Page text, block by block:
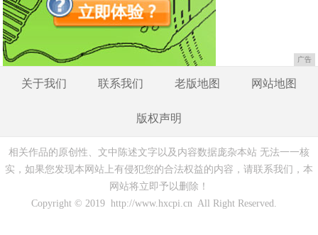
广告
关于我们 联系我们 老版地图 网站地图
版权声明
相关作品的原创性、文中陈述文字以及内容数据庞杂本站 无法一一核
实，如果您发现本网站上有侵犯您的合法权益的内容，请联系我们，本
网站将立即予以删除！
Copyright © 2019 http://www.hxcpi.cn All Right Reserved.